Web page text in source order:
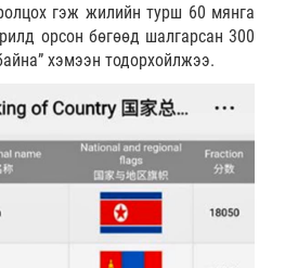
гэж жилийн турш 60 мянга
орсон бөгөөд шалгарсан 300
хэмээн тодорхойлжээ.